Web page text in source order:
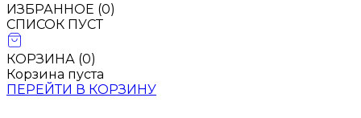
ИЗБРАННОЕ (0)
СПИСОК ПУСТ
КОРЗИНА (0)
Корзина пуста
ПЕРЕЙТИ В КОРЗИНУ